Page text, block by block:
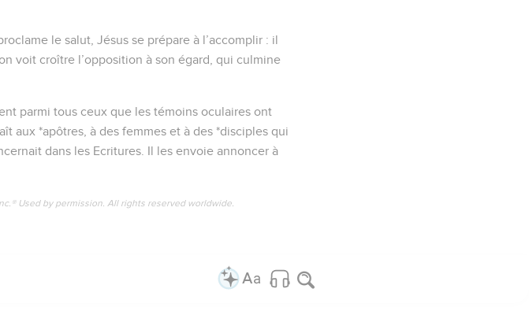
le salut, Jésus se prépare à l’accomplir : il
voit croître l’opposition à son égard, qui culmine
parmi tous ceux que les témoins oculaires ont
aux *apôtres, à des femmes et à des *disciples qui
dans les Ecritures. Il les envoie annoncer à
Used by permission. All rights reserved worldwide.